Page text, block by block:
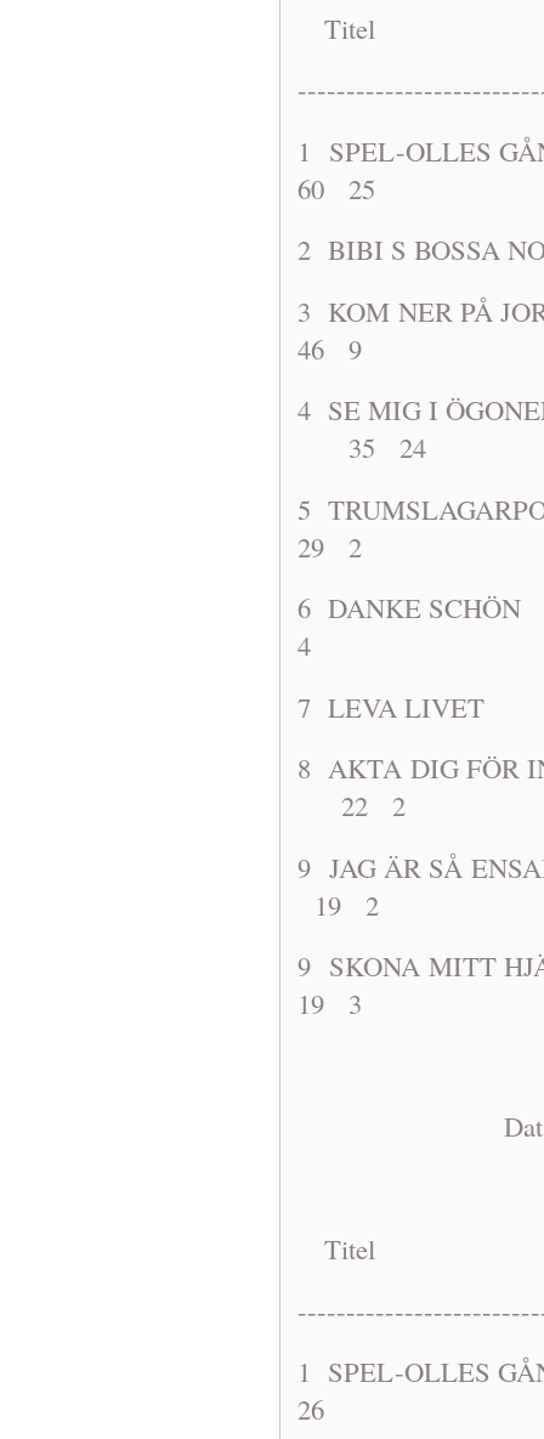
Titel
1 SPEL-
60 25
2 BIBI S
3 KOM NER
46 9
4 SE MIG I
35 24
5
29 2
6 DANKE
4
7 LEVA
8 AKTA DIG
22 2
9 JAG ÄR SÅ
19 2
9 SKONA
19 3
Dat: 1963-
Titel
1 SPEL-
26